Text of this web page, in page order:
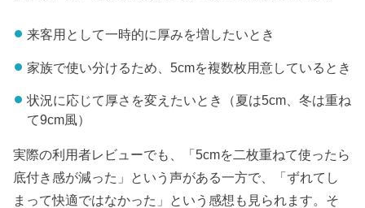
来客用として一時的に厚みを増したいとき
家族で使い分けるため、5cmを複数枚用意しているとき
状況に応じて厚さを変えたいとき（夏は5cm、冬は重ね
て9cm風）
実際の利用者レビューでも、「5cmを二枚重ねて使ったら
底付き感が減った」という声がある一方で、「ずれてし
まって快適ではなかった」という感想も見られます。そ